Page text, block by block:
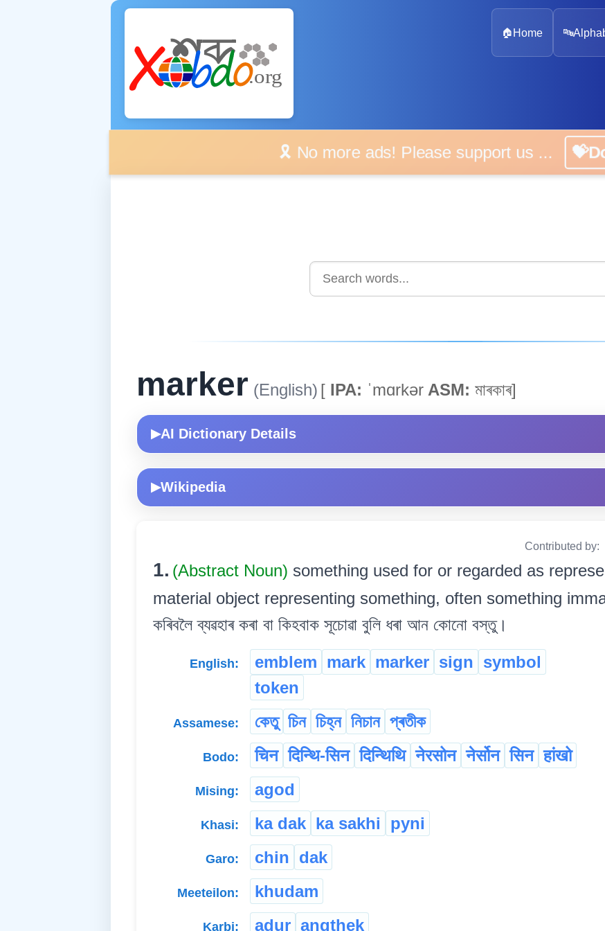
🏠 Home 🔤
🎗️ No more ads! Please support us ...
marker (English) [ IPA: ˈmɑrkər ASM: মাৰকাৰ]
▶AI Dictionary Details
▶Wikipedia
Contributed by:
1. (Abstract Noun) something used for or regarded as
material object representing something, often something
কৰিবলৈ ব্যৱহাৰ কৰা বা কিহবাক সূচোৱা বুলি ধৰা আন কোনো বস্তু।
English: emblem mark marker sign symbol
token
Assamese: কেতু চিন চিহ্ন নিচান প্ৰতীক
Bodo: चिन दिन्थि-सिन दिन्थिथि नेरसोन नेर्सोन सिन हांखो
Mising: agod
Khasi: ka dak ka sakhi pyni
Garo: chin dak
Meeteilon: khudam
Karbi: adur angthek